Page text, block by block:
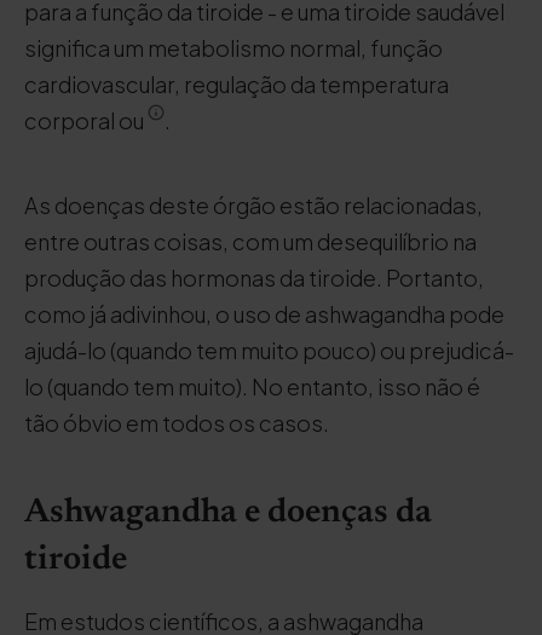
para a função da tiroide - e uma tiroide saudável
significa um metabolismo normal, função
cardiovascular, regulação da temperatura
corporal ou
.
As doenças deste órgão estão relacionadas,
entre outras coisas, com um desequilíbrio na
produção das hormonas da tiroide. Portanto,
como já adivinhou, o uso de ashwagandha pode
ajudá-lo (quando tem muito pouco) ou prejudicá-
lo (quando tem muito). No entanto, isso não é
tão óbvio em todos os casos.
Ashwagandha e doenças da
tiroide
Em estudos científicos, a ashwagandha